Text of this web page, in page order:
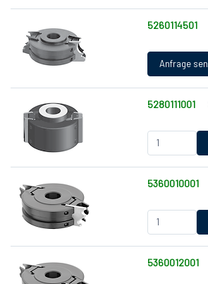
5260114501
5280111001
5360010001
5360012001